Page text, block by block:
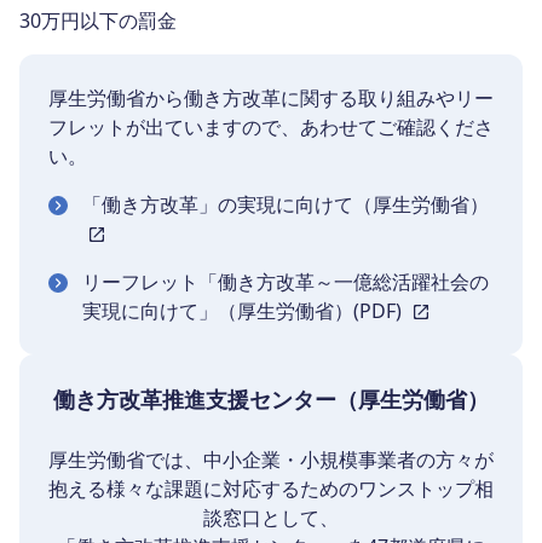
30万円以下の罰金
厚生労働省から働き方改革に関する取り組みやリー
フレットが出ていますので、あわせてご確認くださ
い。
「働き方改革」の実現に向けて（厚生労働省）
リーフレット「働き方改革～一億総活躍社会の
実現に向けて」（厚生労働省）(PDF)
働き方改革推進支援センター（厚生労働省）
厚生労働省では、中小企業・小規模事業者の方々が
抱える様々な課題に対応するためのワンストップ相
談窓口として、